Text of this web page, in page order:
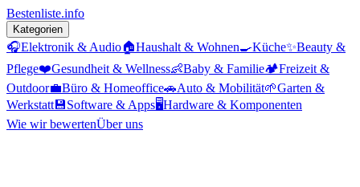
Bestenliste.info
Kategorien
🎧Elektronik & Audio🏠Haushalt & Wohnen🍳Küche✨Beauty &
Pflege❤️Gesundheit & Wellness👶Baby & Familie🏕️Freizeit &
Outdoor💼Büro & Homeoffice🚗Auto & Mobilität🌱Garten &
Werkstatt 💾Software & Apps🖥️Hardware & Komponenten
Wie wir bewertenÜber uns